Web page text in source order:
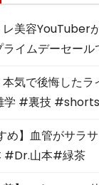
美容YouTuber
イムデーセール
気で後悔した
学 #裏技
め】血管がサラ
#Dr.山本#緑茶